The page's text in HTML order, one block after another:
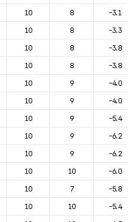
10 8
-3.1
10 8
-3.3
10 8
-3.8
10 8
-3.8
10 9
-4.0
10 9
-4.0
10 9
-5.4
10 9
-6.2
10 9
-6.2
10 10
-6.0
10 7
-5.8
10 10
-5.4